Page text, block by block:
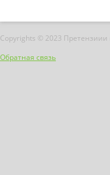
Copyrights © 2023
Обратная связь